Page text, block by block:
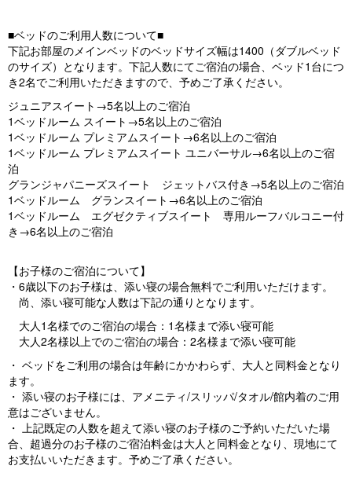
■ベッドのご利用人数について■
下記お部屋のメインベッドのベッドサイズ幅は1400（ダブルベッド
のサイズ）となります。下記人数にてご宿泊の場合、ベッド1台につ
き2名でご利用いただきますので、予めご了承ください。
ジュニアスイート→5名以上のご宿泊
1ベッドルーム スイート→5名以上のご宿泊
1ベッドルーム プレミアムスイート→6名以上のご宿泊
1ベッドルーム プレミアムスイート ユニバーサル→6名以上のご宿
泊
グランジャパニーズスイート ジェットバス付き→5名以上のご宿泊
1ベッドルーム グランスイート→6名以上のご宿泊
1ベッドルーム エグゼクティブスイート 専用ルーフバルコニー付
き→6名以上のご宿泊
【お子様のご宿泊について】
・6歳以下のお子様は、添い寝の場合無料でご利用いただけます。
尚、添い寝可能な人数は下記の通りとなります。
大人1名様でのご宿泊の場合：1名様まで添い寝可能
大人2名様以上でのご宿泊の場合：2名様まで添い寝可能
・ ベッドをご利用の場合は年齢にかかわらず、大人と同料金となり
ます。
・ 添い寝のお子様には、アメニティ/スリッパ/タオル/館内着のご用
意はございません。
・ 上記既定の人数を超えて添い寝のお子様のご予約いただいた場
合、超過分のお子様のご宿泊料金は大人と同料金となり、現地にて
お支払いいただきます。予めご了承ください。